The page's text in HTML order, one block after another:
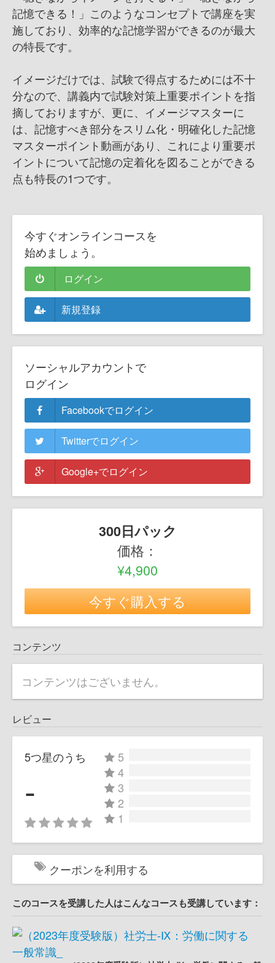
記憶できる！」このようなコンセプトで講座を実
施しており、効率的な記憶学習ができるのが最大
の特長です。
イメージだけでは、試験で得点するためには不十
分なので、講義内で試験対策上重要ポイントを指
摘しておりますが、更に、イメージマスターに
は、記憶すべき部分をスリム化・明確化した記憶
マスターポイント動画があり、これにより重要ポ
イントについて記憶の定着化を図ることができる
点も特長の1つです。
今すぐオンラインコースを
始めましょう。
ログイン
新規登録
ソーシャルアカウントで
ログイン
Facebookでログイン
Twitterでログイン
Google+でログイン
300日パック
価格：
¥4,900
今すぐ購入する
コンテンツ
コンテンツはございません。
レビュー
5つ星のうち
-
5
4
3
2
1
クーポンを利用する
このコースを受講した人はこんなコースも受講しています：